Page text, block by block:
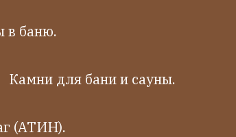
в баню.
Камни для бани и сауны.
(АТИН).